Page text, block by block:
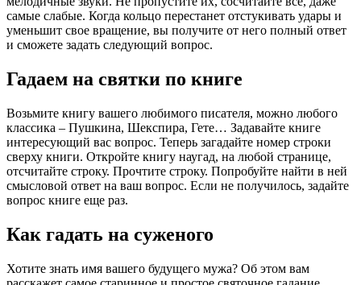
самые слабые. Когда кольцо перестанет отстукивать удары и
уменьшит свое вращение, вы получите от него полный ответ
и сможете задать следующий вопрос.
Гадаем на святки по книге
Возьмите книгу вашего любимого писателя, можно любого
классика – Пушкина, Шекспира, Гете… Задавайте книге
интересующий вас вопрос. Теперь загадайте номер строки
сверху книги. Откройте книгу наугад, на любой странице,
отсчитайте строку. Прочтите строку. Попробуйте найти в ней
смысловой ответ на ваш вопрос. Если не получилось, задайте
вопрос книге еще раз.
Как гадать на суженого
Хотите знать имя вашего будущего мужа? Об этом вам